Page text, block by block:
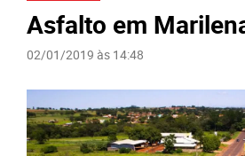
Asfalto em
02/01/2019 às 14:48